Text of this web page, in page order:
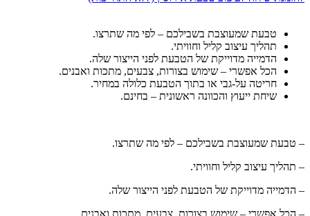
טבעת שמעוצבת בשבילכם – לפי מה שתרצו.
תהליך עיצוב קליל וחוויתי.
הדמייה מדוייקת של הטבעת לפני הייצור שלה.
הכל אפשרי – שימוש בצורות, צבעים, מתכות ואבנים.
חריטה על-גבי או בתוך הטבעת כלולה במחיר.
שיחת ייעוץ והכוונה ראשונית – בחינם.
– טבעת שמעוצבת בשבילכם – לפי מה שתרצו.
– תהליך עיצוב קליל וחוויתי.
– הדמייה מדוייקת של הטבעת לפני הייצור שלה.
– הכל אפשרי – שימוש בצורות, צבעים, מתכות ואבנים.